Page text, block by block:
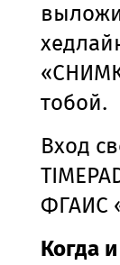
тобой.
Вход
ФГАИС
Когда